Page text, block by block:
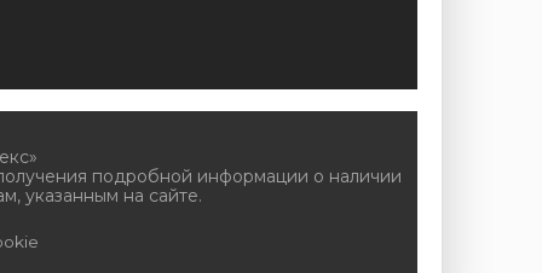
подробной информации о наличии
указанным на сайте.